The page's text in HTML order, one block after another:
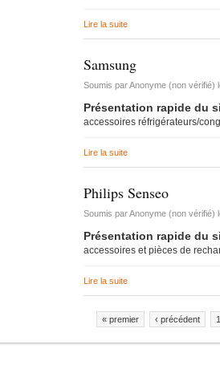
Lire la suite
Samsung
Soumis parAnonyme (non vérifié)
Présentation rapide du
accessoires réfrigérateurs/
Lire la suite
Philips Senseo
Soumis parAnonyme (non vérifié)
Présentation rapide du
accessoires et pièces de
Lire la suite
Pages
« premier ‹ précédent 1